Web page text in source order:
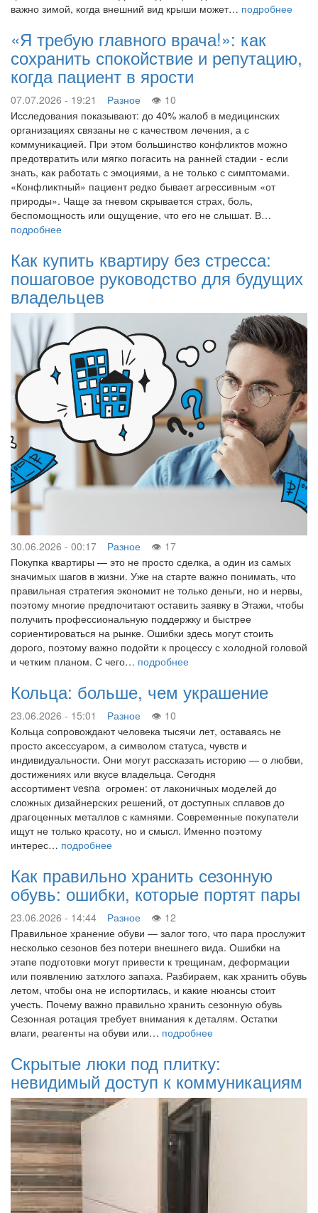
важно зимой, когда внешний вид крыши может… подробнее
«Я требую главного врача!»: как
сохранить спокойствие и репутацию,
когда пациент в ярости
07.07.2026 - 19:21 Разное
10
Исследования показывают: до 40% жалоб в медицинских
организациях связаны не с качеством лечения, а с
коммуникацией. При этом большинство конфликтов можно
предотвратить или мягко погасить на ранней стадии - если
знать, как работать с эмоциями, а не только с симптомами.
«Конфликтный» пациент редко бывает агрессивным «от
природы». Чаще за гневом скрывается страх, боль,
беспомощность или ощущение, что его не слышат. В…
подробнее
Как купить квартиру без стресса:
пошаговое руководство для будущих
владельцев
30.06.2026 - 00:17 Разное
17
Покупка квартиры — это не просто сделка, а один из самых
значимых шагов в жизни. Уже на старте важно понимать, что
правильная стратегия экономит не только деньги, но и нервы,
поэтому многие предпочитают оставить заявку в Этажи, чтобы
получить профессиональную поддержку и быстрее
сориентироваться на рынке. Ошибки здесь могут стоить
дорого, поэтому важно подойти к процессу с холодной головой
и четким планом. С чего… подробнее
Кольца: больше, чем украшение
23.06.2026 - 15:01 Разное
10
Кольца сопровождают человека тысячи лет, оставаясь не
просто аксессуаром, а символом статуса, чувств и
индивидуальности. Они могут рассказать историю — о любви,
достижениях или вкусе владельца. Сегодня
ассортимент vesna огромен: от лаконичных моделей до
сложных дизайнерских решений, от доступных сплавов до
драгоценных металлов с камнями. Современные покупатели
ищут не только красоту, но и смысл. Именно поэтому
интерес… подробнее
Как правильно хранить сезонную
обувь: ошибки, которые портят пары
23.06.2026 - 14:44 Разное
12
Правильное хранение обуви — залог того, что пара прослужит
несколько сезонов без потери внешнего вида. Ошибки на
этапе подготовки могут привести к трещинам, деформации
или появлению затхлого запаха. Разбираем, как хранить обувь
летом, чтобы она не испортилась, и какие нюансы стоит
учесть. Почему важно правильно хранить сезонную обувь
Сезонная ротация требует внимания к деталям. Остатки
влаги, реагенты на обуви или… подробнее
Скрытые люки под плитку:
невидимый доступ к коммуникациям